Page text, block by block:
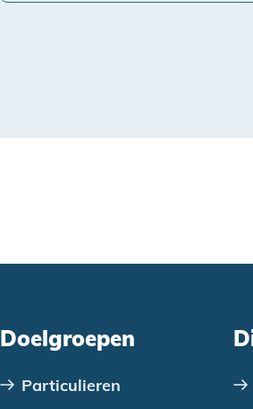
Doelgroepen
Particulieren